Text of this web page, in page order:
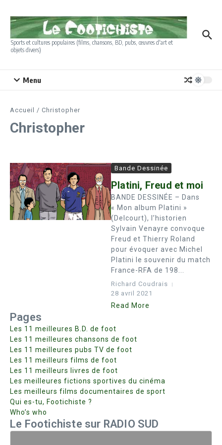
Sports et cultures populaires (films, chansons, BD, pubs, œuvres d'art et
objets divers)
Menu
Accueil / Christopher
Christopher
Bande Dessinée
Platini, Freud et moi
BANDE DESSINÉE – Dans
« Mon album Platini »
(Delcourt), l’historien
Sylvain Venayre convoque
Freud et Thierry Roland
pour évoquer avec Michel
Platini le souvenir du match
France-RFA de 198...
Richard Coudrais
28 avril 2021
Read More
Pages
Les 11 meilleures B.D. de foot
Les 11 meilleures chansons de foot
Les 11 meilleures pubs TV de foot
Les 11 meilleurs films de foot
Les 11 meilleurs livres de foot
Les meilleures fictions sportives du cinéma
Les meilleurs films documentaires de sport
Qui es-tu, Footichiste ?
Who’s who
Le Footichiste sur RADIO SUD